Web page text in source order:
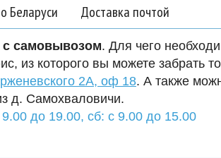
Беларуси Доставка почтой
с самовывозом. Для чего
из которого вы можете забрать
2А, оф 18. А также
д. Самохваловичи.
9.00 до 19.00, сб: с 9.00 до 15.00